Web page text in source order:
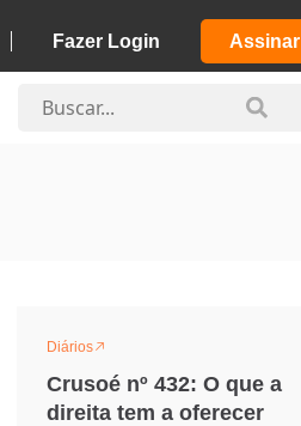
Fazer Login Assinar
Diários
Crusoé nº 432: O que a
direita tem a oferecer